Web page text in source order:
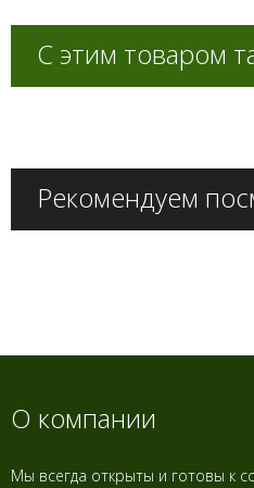
С этим товаром
Рекомендуем
О компании
Мы всегда открыты и готовы к